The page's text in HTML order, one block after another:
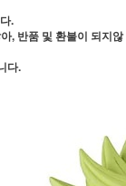
.
, 반품 및 환불이 되지않
다.